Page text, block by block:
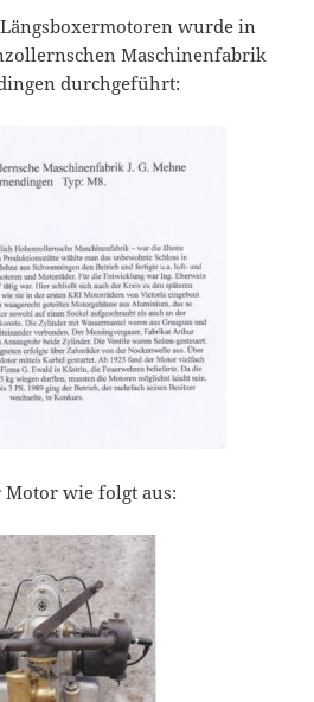
wurde in
Maschinenfabrik
durchgeführt:
wie folgt aus: